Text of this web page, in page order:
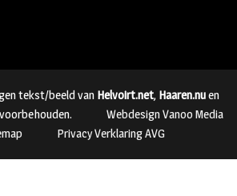
tekst/beeld van Helvoirt.net, Haaren.nuen
Webdesign Vanoo Media
Privacy Verklaring AVG